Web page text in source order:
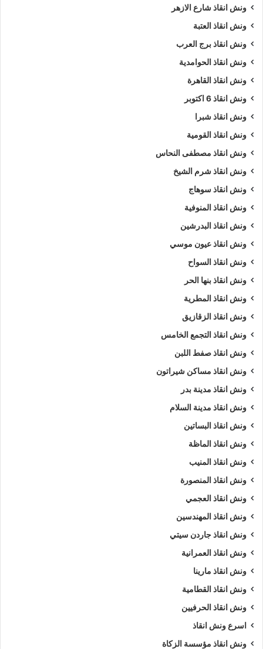
ونش انقاذ شارع الازهر
ونش انقاذ العتبة
ونش انقاذ برج العرب
ونش انقاذ الحوامدية
ونش انقاذ القاهرة
ونش انقاذ 6 اكتوبر
ونش انقاذ شبرا
ونش انقاذ القومية
ونش انقاذ مصطفى النحاس
ونش انقاذ شرم الشيخ
ونش انقاذ سوهاج
ونش انقاذ المنوفية
ونش انقاذ البدرشين
ونش انقاذ عيون موسي
ونش انقاذ السواح
ونش انقاذ بنها الحر
ونش انقاذ المطرية
ونش انقاذ الزقازيق
ونش انقاذ التجمع الخامس
ونش انقاذ صفط اللبن
ونش انقاذ مساكن شيراتون
ونش انقاذ مدينة بدر
ونش انقاذ مدينة السلام
ونش انقاذ البساتين
ونش انقاذ الماظة
ونش انقاذ المنيب
ونش انقاذ المنصورة
ونش انقاذ العجمي
ونش انقاذ المهندسين
ونش انقاذ جاردن سيتي
ونش انقاذ العمرانية
ونش انقاذ مارينا
ونش انقاذ القطامية
ونش انقاذ الحرفيين
اسرع ونش انقاذ
ونش انقاذ مؤسسة الزكاة